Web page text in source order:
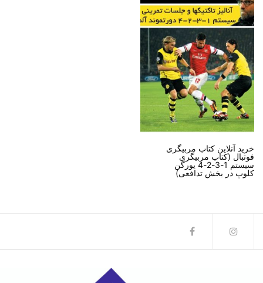
خرید آنلاین کتاب مربیگری
فوتبال (کتاب مربیگری
سیستم 1-3-2-4 یورگن
کلوپ در بخش تدافعی)